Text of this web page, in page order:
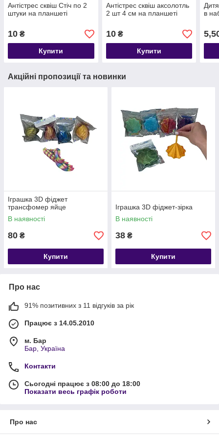
Антістрес сквіш Стіч по 2
штуки на планшеті
10 ₴
Купити
Антістрес сквіш аксолотль
2 шт 4 см на планшеті
10₴
Купити
в
Акційні пропозиції та новинки
Іграшка 3D фіджет
трансфомер яйце
В наявності
80 ₴
Купити
Іграшка 3D фіджет-зірка
В наявності
38 ₴
Купити
Про нас
91% позитивних з 11 відгуків за рік
Працює з 14.05.2010
м. Бар
Бар, Україна
Контакти
Сьогодні працює з 08:00 до 18:00
Показати весь графік роботи
Про нас